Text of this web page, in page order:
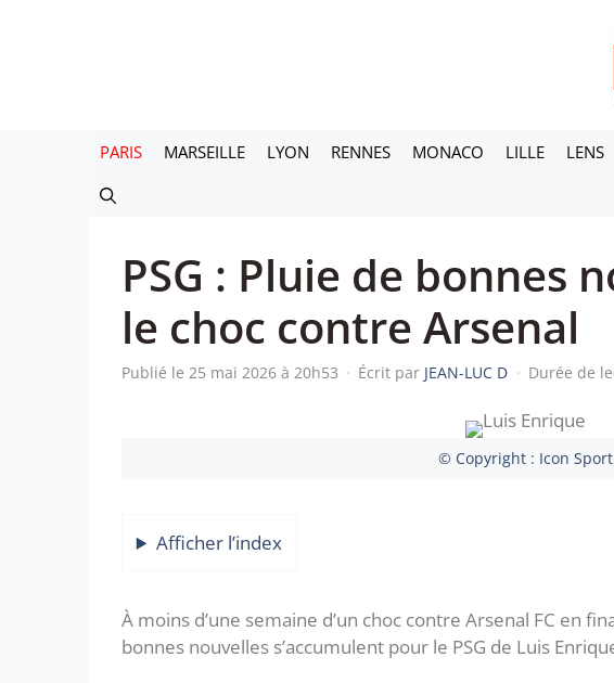
PARIS MARSEILLE LYON RENNES MONACO LILLE LENS
PSG : Pluie de bonnes
le choc contre Arsenal
Publié le 25 mai 2026 à 20h53 · Écrit par JEAN-LUC D · Durée de
© Copyright : Icon Sport
Afficher l’index
À moins d’une semaine d’un choc contre Arsenal FC en
bonnes nouvelles s’accumulent pour le PSG de Luis